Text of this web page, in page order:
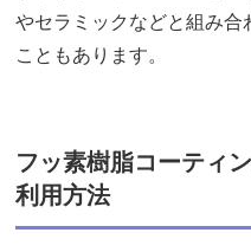
やセラミックなどと組み合
こともあります。
フッ素樹脂コーティ
利用方法